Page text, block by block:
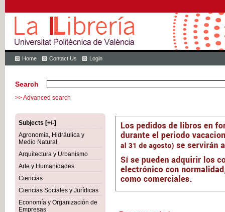
Home Contact Us Login
Search
>> Advanced search
Subjects [+/-]
Agronomía, Hidráulica y
Medio Natural
Arquitectura y Urbanismo
Arte y Humanidades
Ciencias
Ciencias Sociales y Jurídicas
Economía y Organización de
Empresas